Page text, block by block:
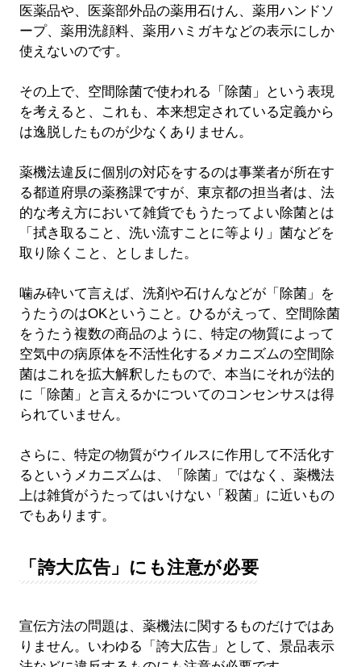
医薬品や、医薬部外品の薬用石けん、薬用ハンドソ
ープ、薬用洗顔料、薬用ハミガキなどの表示にしか
使えないのです。
その上で、空間除菌で使われる「除菌」という表現
を考えると、これも、本来想定されている定義から
は逸脱したものが少なくありません。
薬機法違反に個別の対応をするのは事業者が所在す
る都道府県の薬務課ですが、東京都の担当者は、法
的な考え方において雑貨でもうたってよい除菌とは
「拭き取ること、洗い流すことに等より」菌などを
取り除くこと、としました。
噛み砕いて言えば、洗剤や石けんなどが「除菌」を
うたうのはOKということ。ひるがえって、空間除菌
をうたう複数の商品のように、特定の物質によって
空気中の病原体を不活性化するメカニズムの空間除
菌はこれを拡大解釈したもので、本当にそれが法的
に「除菌」と言えるかについてのコンセンサスは得
られていません。
さらに、特定の物質がウイルスに作用して不活化す
るというメカニズムは、「除菌」ではなく、薬機法
上は雑貨がうたってはいけない「殺菌」に近いもの
でもあります。
「誇大広告」にも注意が必要
宣伝方法の問題は、薬機法に関するものだけではあ
りません。いわゆる「誇大広告」として、景品表示